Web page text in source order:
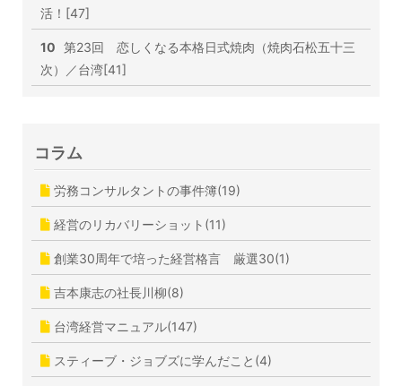
活！[47]
10 第23回 恋しくなる本格日式焼肉（焼肉石松五十三
次）／台湾[41]
コラム
労務コンサルタントの事件簿(19)
経営のリカバリーショット(11)
創業30周年で培った経営格言 厳選30(1)
吉本康志の社長川柳(8)
台湾経営マニュアル(147)
スティーブ・ジョブズに学んだこと(4)